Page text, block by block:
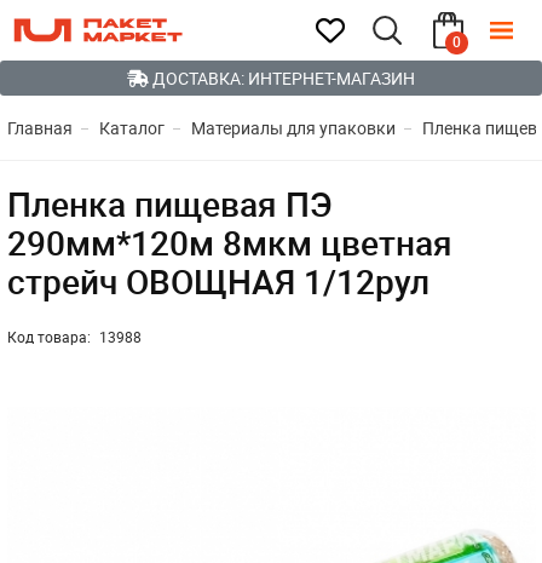
0
ДОСТАВКА: ИНТЕРНЕТ-МАГАЗИН
Главная Каталог Материалы для упаковки Пленка
Пленка пищевая ПЭ
290мм*120м 8мкм цветная
стрейч ОВОЩНАЯ 1/12рул
Код товара: 13988